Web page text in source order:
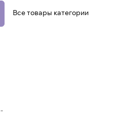
Все товары категории